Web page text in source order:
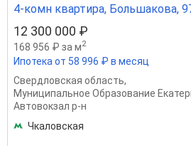
4-комн квартира, Большакова,
12 300 000 ₽
168 956 ₽ за м2
Ипотека от 58 996 ₽ в месяц
Свердловская область,
Муниципальное Образование
Автовокзал р-н
Чкаловская